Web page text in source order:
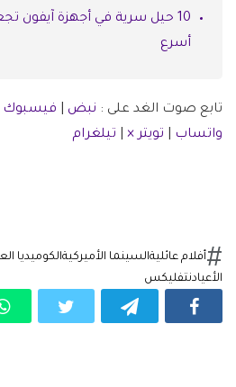
10 حيل سرية في أجهزة
أسرع
تابع صوت الغد على : نبض فيسبوك
واتساب
تويتر × تيلغرام
أفلام عائليةالسينما الأميركيةالكوميديا
الأعيادنتفليكس